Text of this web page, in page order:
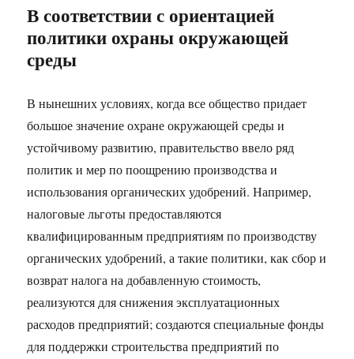
В соответствии с ориентацией
политики охраны окружающей
среды​
В нынешних условиях, когда все общество придает
большое значение охране окружающей среды и
устойчивому развитию, правительство ввело ряд
политик и мер по поощрению производства и
использования органических удобрений. Например,
налоговые льготы предоставляются
квалифицированным предприятиям по производству
органических удобрений, а такие политики, как сбор и
возврат налога на добавленную стоимость,
реализуются для снижения эксплуатационных
расходов предприятий; создаются специальные фонды
для поддержки строительства предприятий по